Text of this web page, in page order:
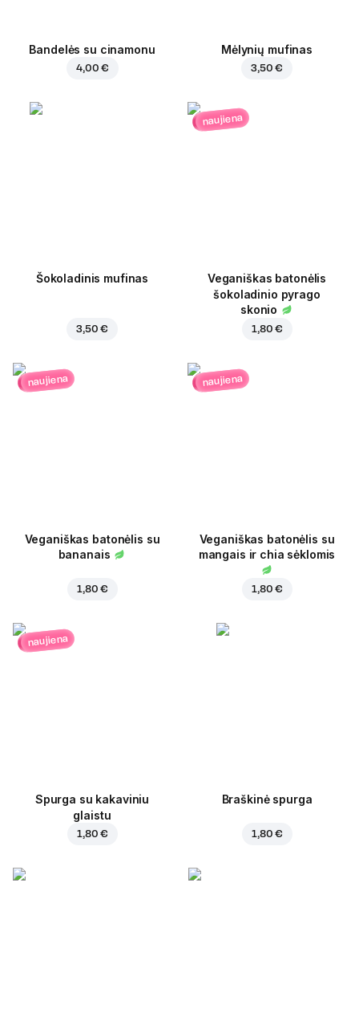
Bandelės su cinamonu
4,00 €
Mėlynių mufinas
3,50 €
Šokoladinis mufinas
3,50 €
naujiena
Veganiškas batonėlis
šokoladinio pyrago
skonio
1,80 €
naujiena
Veganiškas batonėlis su
bananais
1,80 €
naujiena
Veganiškas batonėlis su
mangais ir chia sėklomis
1,80 €
naujiena
Spurga su kakaviniu
glaistu
1,80 €
Braškinė spurga
1,80 €